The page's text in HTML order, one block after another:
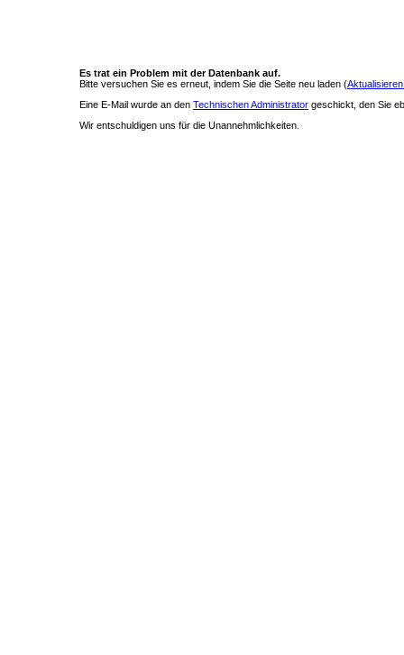
Es trat ein Problem mit der Datenbank auf.
Bitte versuchen Sie es erneut, indem Sie die Seite neu laden (
Eine E-Mail wurde an den Technischen Administrator geschickt, den Sie
Wir entschuldigen uns für die Unannehmlichkeiten.